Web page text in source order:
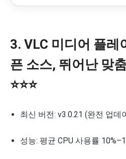
3. VLC 미디어 플레
픈 소스, 뛰어난 맞
⭐⭐⭐
최신 버전: v3.0.21 (완전 업데
성능: 평균 CPU 사용률